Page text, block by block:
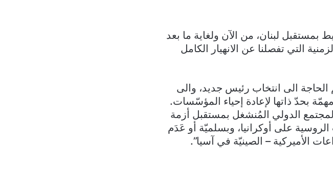
لبنان، من الآن ولغاية ما بعد
التي تفصلنا عن الانهيار الكامل
الحاجة الى انتخاب رئيس جديد، والى
بحدّ ذاتها لإعادة إحياء المؤسّسات.
الدولي المُنشغل بمستقبل أزمة
الروسية على أوكرانيا، وبسلميّة أو عَدَم
الأميركية – الصينيّة في آسيا”.